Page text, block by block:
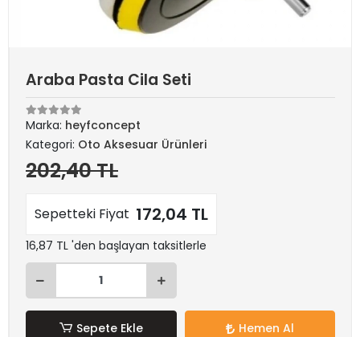
Araba Pasta Cila Seti
Marka: heyfconcept
Kategori: Oto Aksesuar Ürünleri
202,40 TL
Sepetteki Fiyat 172,04 TL
16,87 TL 'den başlayan taksitlerle
Sepete Ekle Hemen Al